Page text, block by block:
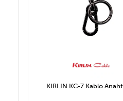
KIRLIN KC-7 Kablo